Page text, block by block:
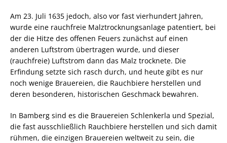
Am 23. Juli 1635 jedoch, also vor fast vierhundert Jahren,
wurde eine rauchfreie Malztrocknungsanlage patentiert, bei
der die Hitze des offenen Feuers zunächst auf einen
anderen Luftstrom übertragen wurde, und dieser
(rauchfreie) Luftstrom dann das Malz trocknete. Die
Erfindung setzte sich rasch durch, und heute gibt es nur
noch wenige Brauereien, die Rauchbiere herstellen und
deren besonderen, historischen Geschmack bewahren.
In Bamberg sind es die Brauereien Schlenkerla und Spezial,
die fast ausschließlich Rauchbiere herstellen und sich damit
rühmen, die einzigen Brauereien weltweit zu sein, die